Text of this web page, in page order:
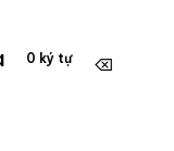
0 ký tự ⌫